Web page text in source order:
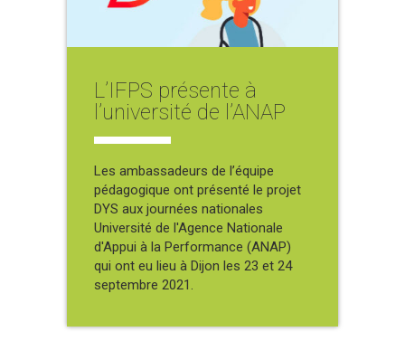
L’IFPS présente à
l’université de l’ANAP
Les ambassadeurs de l’équipe
pédagogique ont présenté le projet
DYS aux journées nationales
Université de l'Agence Nationale
d'Appui à la Performance (ANAP)
qui ont eu lieu à Dijon les 23 et 24
septembre 2021.